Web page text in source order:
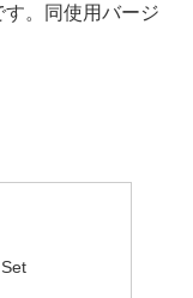
。同使用バージ